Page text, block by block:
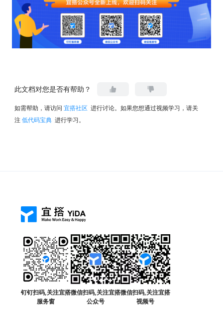
此文档对您是否有帮助？
如需帮助，请访问 宜搭社区 进行讨论。如果您想通过视频学习，请关
注 低代码宝典 进行学习。
钉钉扫码,关注宜搭
服务窗
微信扫码,关注宜搭
公众号
微信扫码,关注宜搭
视频号